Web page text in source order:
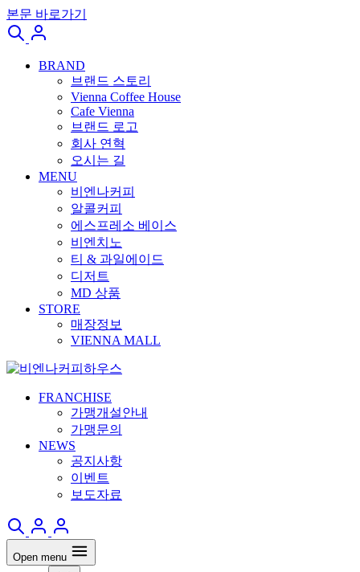
본문 바로가기
BRAND
브랜드 스토리
Vienna Coffee House
Cafe Vienna
브랜드 로고
회사 연혁
오시는 길
MENU
비엔나커피
알콜커피
에스프레소 베이스
비엔치노
티 & 과일에이드
디저트
MD 상품
STORE
매장정보
VIENNA MALL
FRANCHISE
가맹개설안내
가맹문의
NEWS
공지사항
이벤트
보도자료
Open menu